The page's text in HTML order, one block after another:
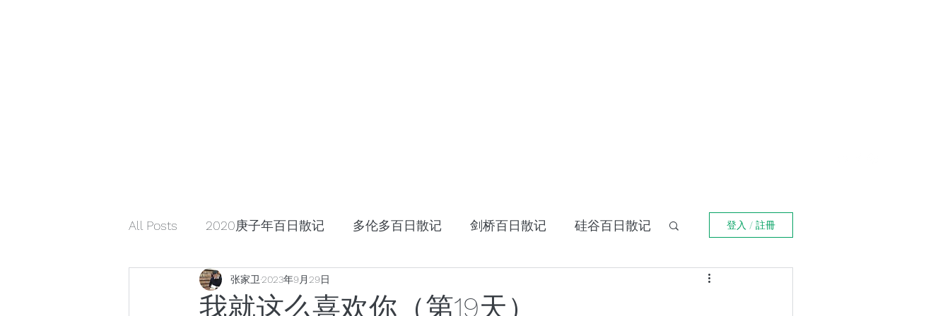
All Posts 2020庚子年百日散记 多伦多百日散记 剑桥百日散记 硅谷百日散记
解读星云大师《幸福箴言》
登入 / 註冊
我就这么喜欢你（第19天）
张家卫 2023年9月29日